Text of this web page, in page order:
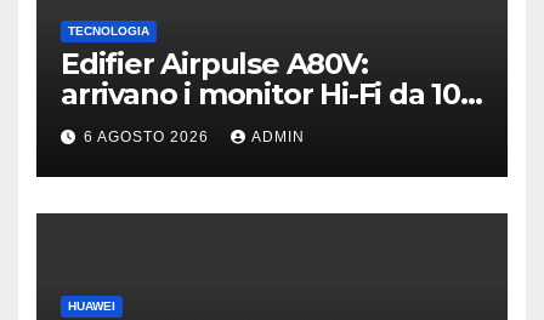
TECNOLOGIA
Edifier Airpulse A80V:
arrivano i monitor Hi-Fi da 100
W con USB Hi-Res
6 AGOSTO 2026 ADMIN
HUAWEI